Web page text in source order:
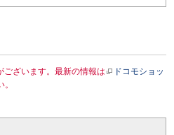
ございます。最新の情報は
ドコモショッ